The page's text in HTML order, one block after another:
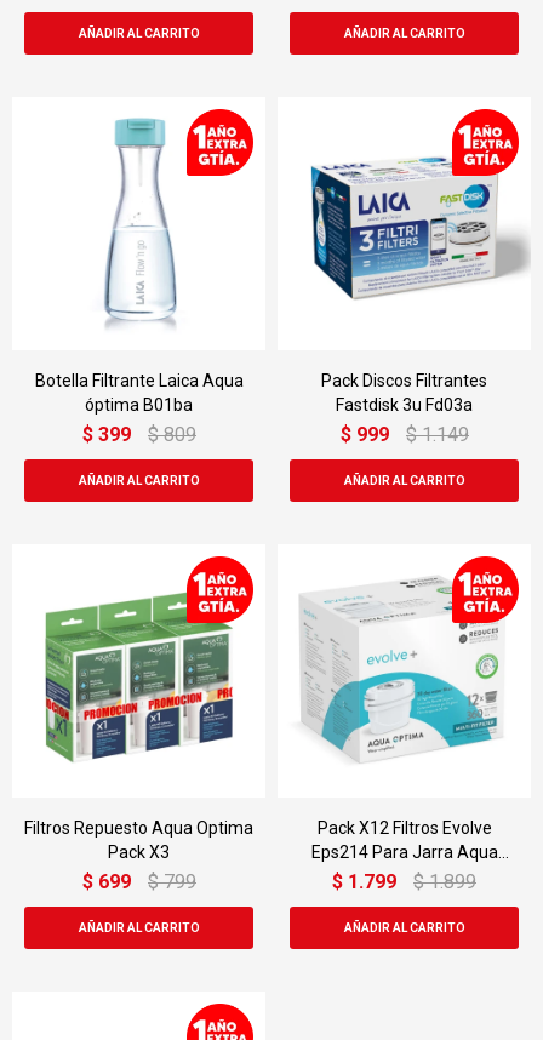
Botella Filtrante Laica Aqua
óptima B01ba
$ 399 $ 809
Pack Discos Filtrantes
Fastdisk 3u Fd03a
$ 999 $ 1.149
Filtros Repuesto Aqua Optima
Pack X3
$ 699 $ 799
Pack X12 Filtros Evolve
Eps214 Para Jarra Aqua
óptima 30 Días Conu
$ 1.799 $ 1.899